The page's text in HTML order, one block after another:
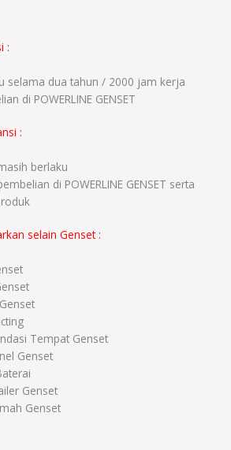
:
selama dua tahun / 2000 jam kerja
di POWERLINE GENSET
:
berlaku
di POWERLINE GENSET serta
selain Genset :
Tempat Genset
Genset
Genset
Genset